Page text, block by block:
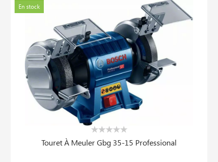
En stock
Touret À Meuler Gbg 35-15 Professional